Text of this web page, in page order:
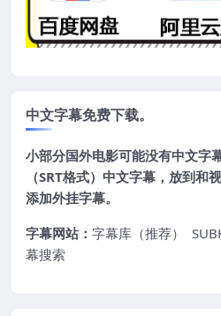
中文字幕免费下载。
小部分国外电影可能没有中文字
（SRT格式）中文字幕，放到和
添加外挂字幕。
字幕网站： 字幕库（推荐）
幕搜索